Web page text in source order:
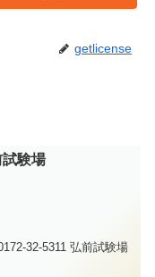
getlicense
験場
32-5311 弘前試験場